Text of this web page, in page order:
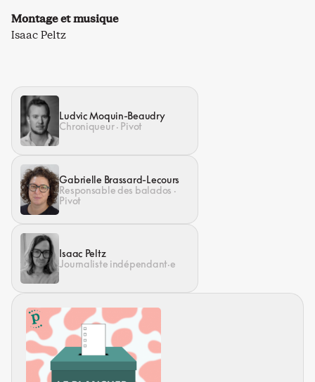
Ludvic Moquin-Beaudry
Chroniqueur · Pivot
Gabrielle Brassard-Lecours
Responsable des balados ·
Pivot
Isaac Peltz
Journaliste indépendant·e
Montage et musique
Isaac Peltz